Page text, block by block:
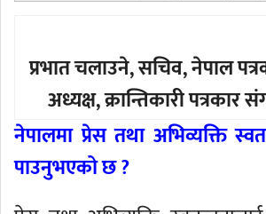
प्रभात चलाउने, सचिव, नेपाल
अध्यक्ष, क्रान्तिकारी पत्रकार
नेपालमा प्रेस तथा अभिव्यक्ति
पाउनुभएको छ ?